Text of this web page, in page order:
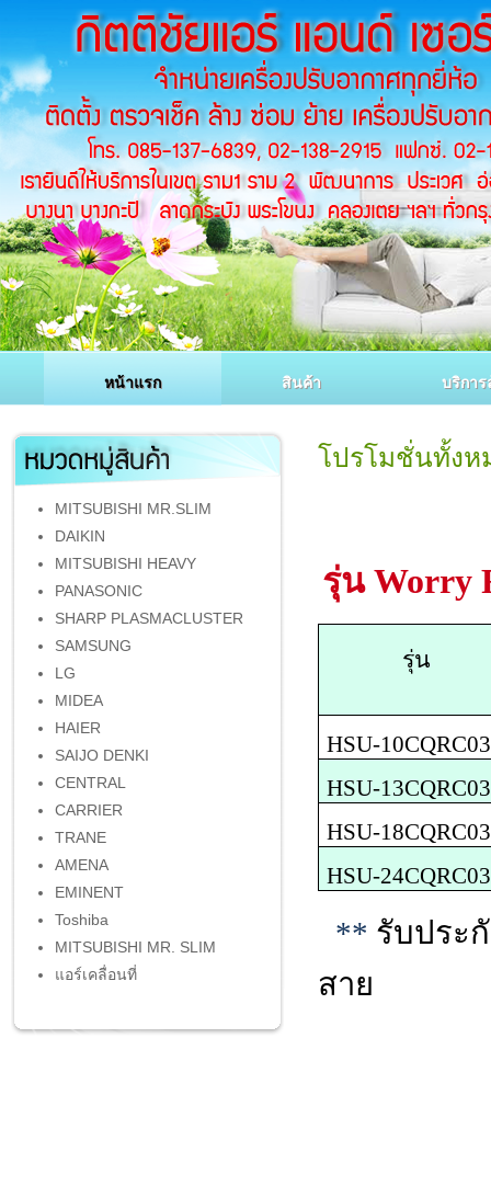
หน้าแรก สินค้า บริการ
MITSUBISHI MR.SLIM
DAIKIN
MITSUBISHI HEAVY
PANASONIC
SHARP PLASMACLUSTER
SAMSUNG
LG
MIDEA
HAIER
SAIJO DENKI
CENTRAL
CARRIER
TRANE
AMENA
EMINENT
Toshiba
MITSUBISHI MR. SLIM
แอร์เคลื่อนที่
โปรโมชั่นทั้งห
รุ่นWorry
รุ่น
HSU-
HSU-
HSU-
HSU-
** รับประ
สาย